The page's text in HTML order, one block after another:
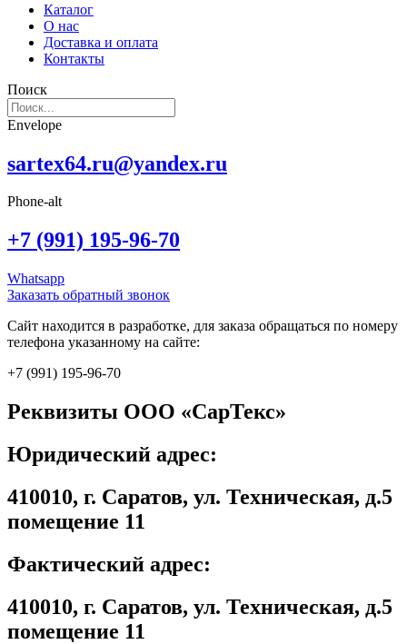
Каталог
О нас
Доставка и оплата
Контакты
Поиск
Envelope
sartex64.ru@yandex.ru
Phone-alt
+7 (991) 195-96-70
Whatsapp
Заказать обратный звонок
Сайт находится в разработке, для заказа обращаться по номеру
телефона указанному на сайте:
+7 (991) 195-96-70
Реквизиты ООО «СарТекс»
Юридический адрес:
410010, г. Саратов, ул. Техническая, д.5
помещение 11
Фактический адрес:
410010, г. Саратов, ул. Техническая, д.5
помещение 11